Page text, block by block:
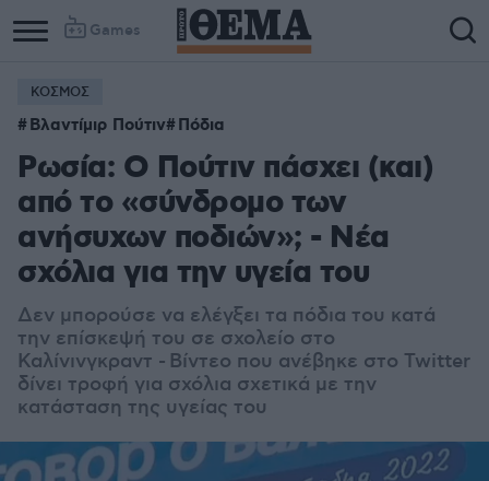
Games
ΚΟΣΜΟΣ
Βλαντίμιρ Πούτιν Πόδια
Ρωσία: Ο Πούτιν πάσχει (και)
από το «σύνδρομο των
ανήσυχων ποδιών»; - Νέα
σχόλια για την υγεία του
Δεν μπορούσε να ελέγξει τα πόδια του κατά
την επίσκεψή του σε σχολείο στο
Καλίνινγκραντ - Bίντεο που ανέβηκε στο Twitter
δίνει τροφή για σχόλια σχετικά με την
κατάσταση της υγείας του